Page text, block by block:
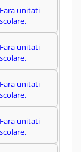
Fara unitati
scolare.
Fara unitati
scolare.
Fara unitati
scolare.
Fara unitati
scolare.